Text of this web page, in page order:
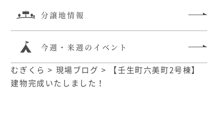
分譲地情報
今週・来週のイベント
むぎくら > 現場ブログ >
【壬生町六美町2号棟】
建物完成いたしました！